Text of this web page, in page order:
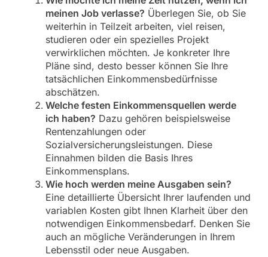
meinen Job verlasse? Überlegen Sie, ob Sie
weiterhin in Teilzeit arbeiten, viel reisen,
studieren oder ein spezielles Projekt
verwirklichen möchten. Je konkreter Ihre
Pläne sind, desto besser können Sie Ihre
tatsächlichen Einkommensbedürfnisse
abschätzen.
Welche festen Einkommensquellen werde
ich haben? Dazu gehören beispielsweise
Rentenzahlungen oder
Sozialversicherungsleistungen. Diese
Einnahmen bilden die Basis Ihres
Einkommensplans.
Wie hoch werden meine Ausgaben sein?
Eine detaillierte Übersicht Ihrer laufenden und
variablen Kosten gibt Ihnen Klarheit über den
notwendigen Einkommensbedarf. Denken Sie
auch an mögliche Veränderungen in Ihrem
Lebensstil oder neue Ausgaben.